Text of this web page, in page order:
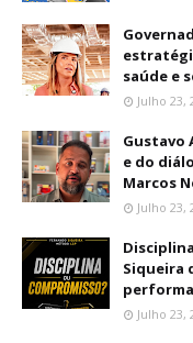
saúde e
Julho 23,
Gustavo
e do
Marcos
Julho 23,
Siqueira
Julho 23,